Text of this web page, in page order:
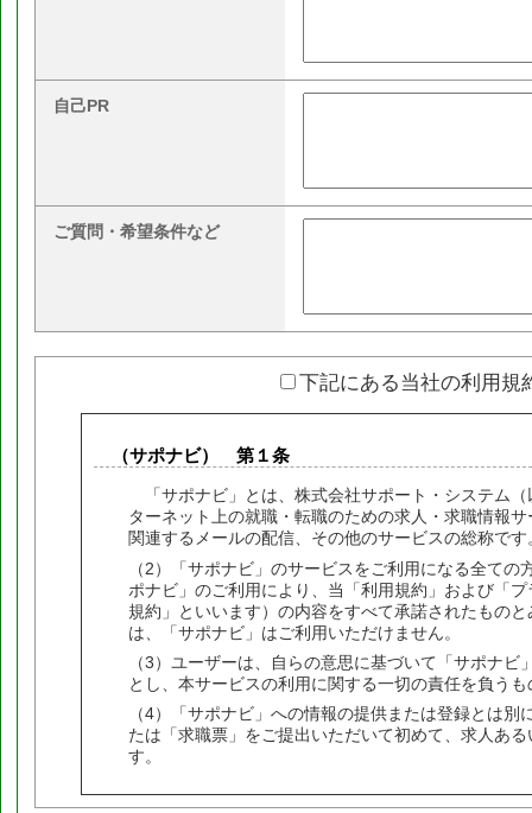
自己PR
ご質問・希望条件など
下記にある当社の利用規
（サポナビ） 第１条
「サポナビ」とは、株式会社サポート・システム
ターネット上の就職・転職のための求人・求職情報
関連するメールの配信、その他のサービスの総称です
（2）「サポナビ」のサービスをご利用になる全て
ポナビ」のご利用により、当「利用規約」および「
規約」といいます）の内容をすべて承諾されたもの
は、「サポナビ」はご利用いただけません。
（3）ユーザーは、自らの意思に基づいて「サポナ
とし、本サービスの利用に関する一切の責任を負う
（4）「サポナビ」への情報の提供または登録とは
たは「求職票」をご提出いただいて初めて、求人あ
す。